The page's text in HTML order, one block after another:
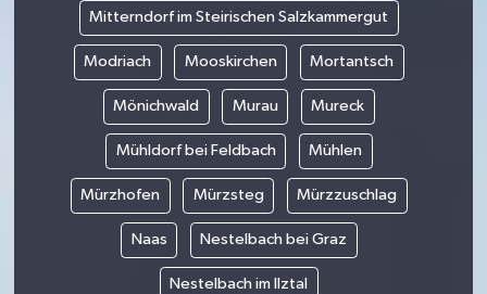
Mitterndorf im Steirischen Salzkammergut
Modriach Mooskirchen Mortantsch
Mönichwald Murau Mureck
Mühldorf bei Feldbach Mühlen
Mürzhofen Mürzsteg Mürzzuschlag
Naas Nestelbach bei Graz
Nestelbach im Ilztal